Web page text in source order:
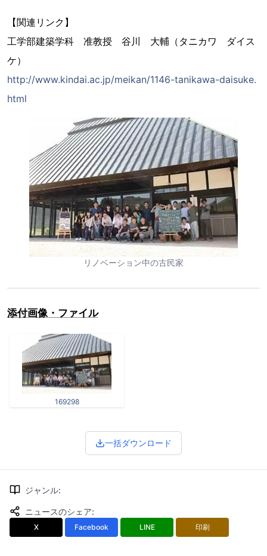
【関連リンク】
工学部建築学科 准教授 谷川 大輔（タニカワ ダイス
ケ）
http://www.kindai.ac.jp/meikan/1146-tanikawa-daisuke.
html
リノベーション中の古民家
添付画像・ファイル
169298
一括ダウンロード
ジャンル:
ニュースのシェア:
X Facebook LINE 印刷